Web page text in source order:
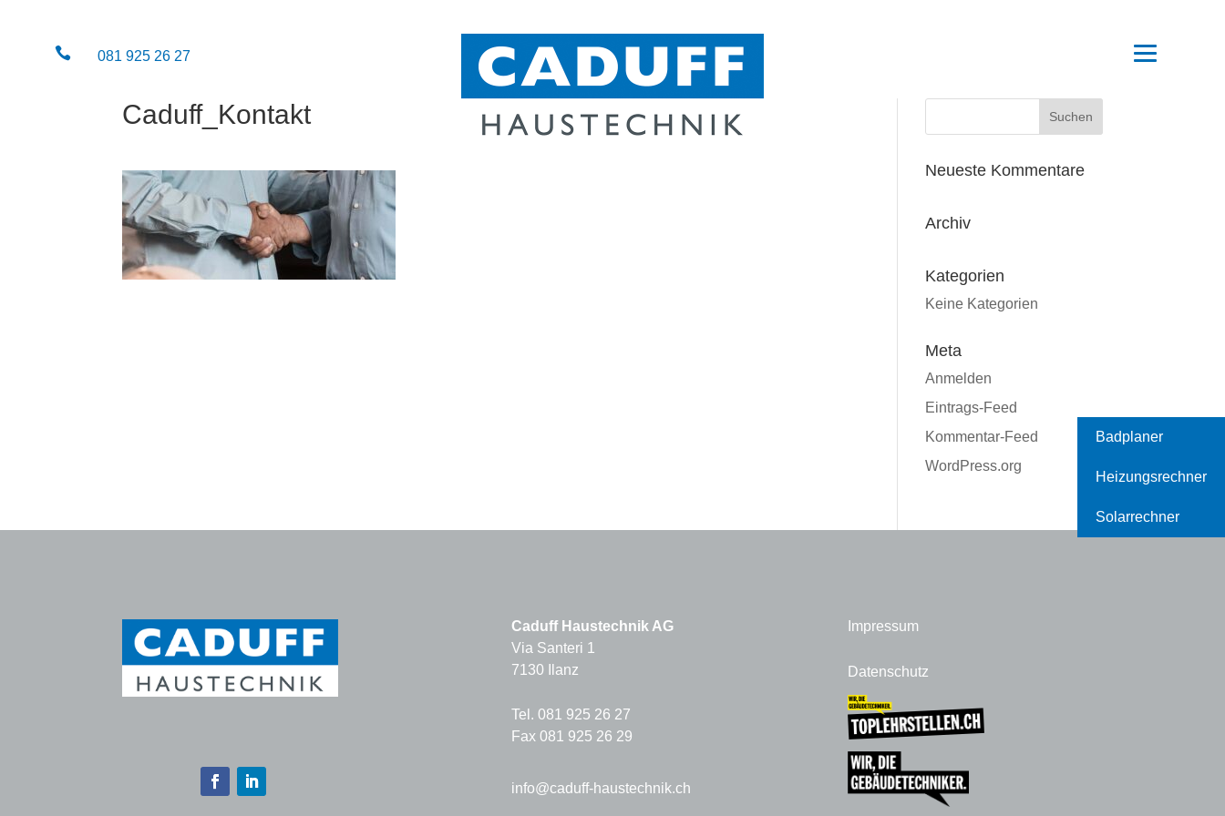
 081 925 26 27
Caduff_Kontakt
Neueste Kommentare
Archiv
Kategorien
Keine Kategorien
Meta
Anmelden
Eintrags-Feed
Kommentar-Feed
WordPress.org
Caduff Haustechnik AG
Via Santeri 1
7130 Ilanz
Tel. 081 925 26 27
Fax 081 925 26 29
info@caduff-haustechnik.ch
Badplaner
Heizungsrechner
Solarrechner
Impressum
Datenschutz